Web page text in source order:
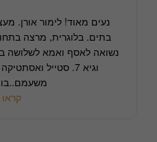
נעים מאוד! לימור אורן.
בתים. בלוגרית, מרצה
וגיא 7. סטייל